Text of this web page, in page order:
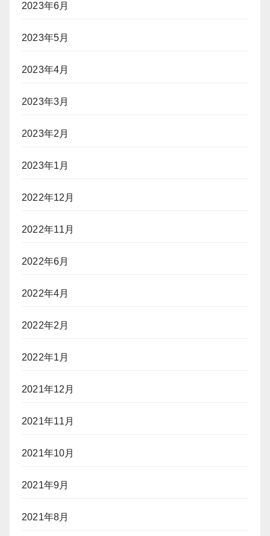
2023年6月
2023年5月
2023年4月
2023年3月
2023年2月
2023年1月
2022年12月
2022年11月
2022年6月
2022年4月
2022年2月
2022年1月
2021年12月
2021年11月
2021年10月
2021年9月
2021年8月